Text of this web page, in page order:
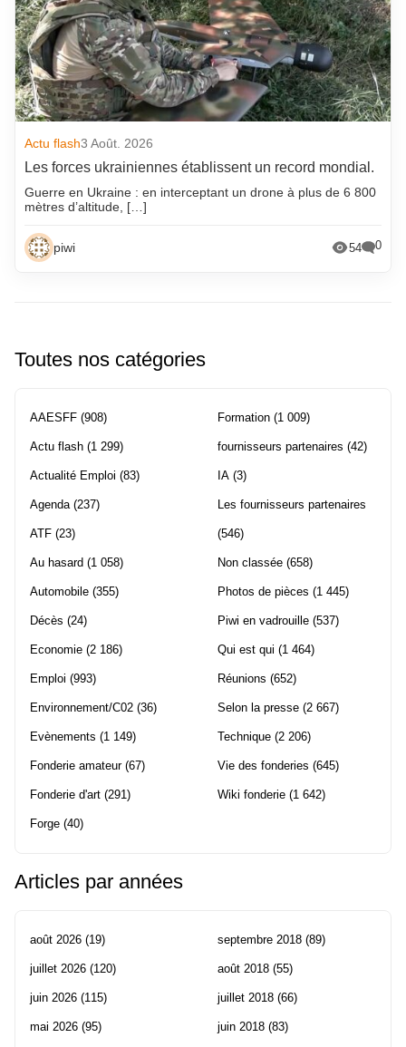
Actu flash3 Août. 2026
Les forces ukrainiennes établissent un record mondial.
Guerre en Ukraine : en interceptant un drone à plus de 6 800
mètres d’altitude, […]
piwi 54 0
Toutes nos catégories
AAESFF (908)
Actu flash (1 299)
Actualité Emploi (83)
Agenda(237)
ATF (23)
Au hasard (1 058)
Automobile (355)
Décès (24)
Economie (2 186)
Emploi (993)
Environnement/C02 (36)
Evènements (1 149)
Fonderie amateur(67)
Fonderie d'art (291)
Forge (40)
Formation (1 009)
fournisseurs partenaires (42)
IA (3)
Les fournisseurs partenaires
(546)
Non classée (658)
Photos de pièces (1 445)
Piwi en vadrouille (537)
Qui est qui (1 464)
Réunions (652)
Selon la presse (2 667)
Technique (2 206)
Vie des fonderies (645)
Wiki fonderie (1 642)
Articles par années
août 2026 (19)
juillet 2026 (120)
juin 2026 (115)
mai 2026 (95)
septembre 2018 (89)
août 2018 (55)
juillet 2018 (66)
juin 2018 (83)